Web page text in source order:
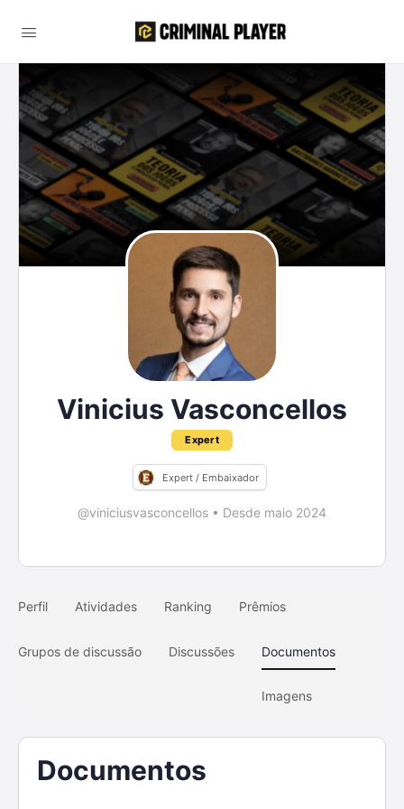
Vinicius Vasconcellos
Expert
Expert / Embaixador
@viniciusvasconcellos • Desde maio 2024
Perfil Atividades Ranking Prêmios
Grupos de discussão Discussões Documentos
Imagens
Documentos